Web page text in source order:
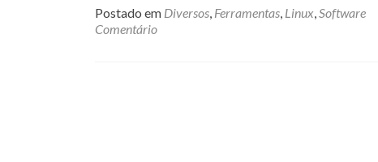
Postado em Diversos, Ferramentas, Linux,Software
Comentário